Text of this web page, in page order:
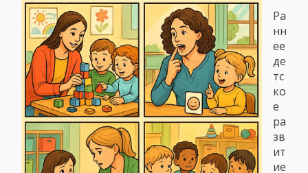
Ра
нн
ее
де
тс
ко
е
ра
зв
ит
ие